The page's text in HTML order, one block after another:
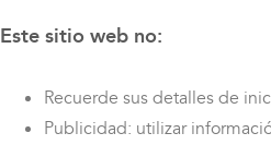
Este sitio web no:
Recuerde sus detalles de
Publicidad: utilizar